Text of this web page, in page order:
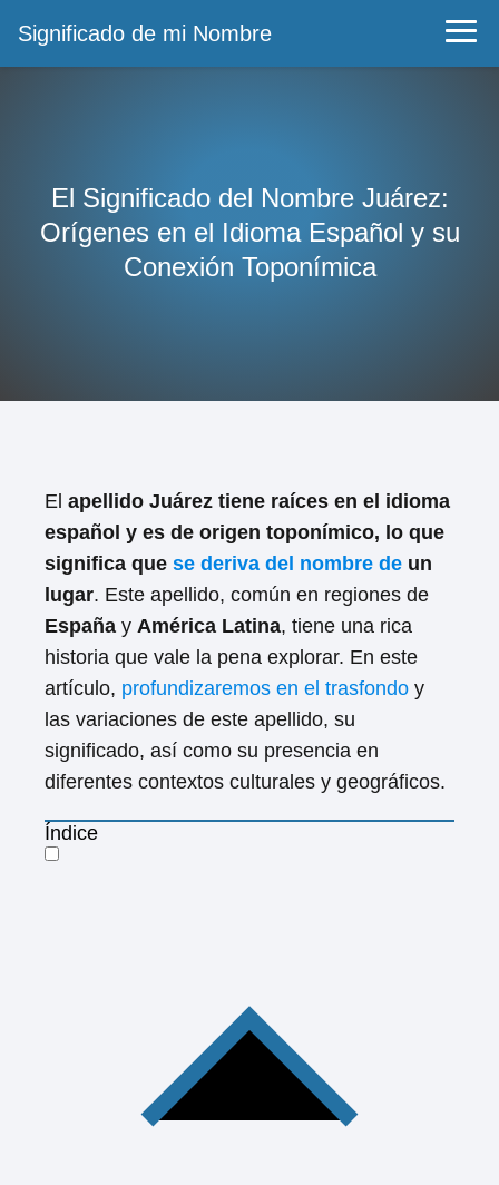
Significado de mi Nombre
El Significado del Nombre Juárez:
Orígenes en el Idioma Español y su
Conexión Toponímica
El apellido Juárez tiene raíces en el idioma
español y es de origen toponímico, lo que
significa que se deriva del nombre de un
lugar. Este apellido, común en regiones de
España y América Latina, tiene una rica
historia que vale la pena explorar. En este
artículo, profundizaremos en el trasfondo y
las variaciones de este apellido, su
significado, así como su presencia en
diferentes contextos culturales y geográficos.
Índice